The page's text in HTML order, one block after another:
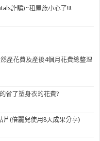
詐騙)~租屋族小心了!!!
產花費及產後4個月花費總整理
省了塑身衣的花費?
片(倍麗兒使用8天成果分享)